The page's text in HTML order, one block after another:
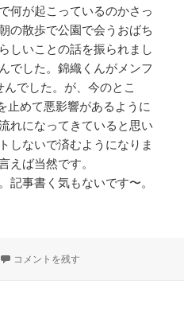
何が起こっているのかさっ
の散歩で公園で会うおばち
しいことの話を振られまし
でした。錦織くんがメンフ
でした。が、今のとこ
止めて悪影響があるように
れになってきていると思い
しないで済むようになりま
えば当然です。
記事書く気もないです〜。
2.25.2015 に
コメントを残す